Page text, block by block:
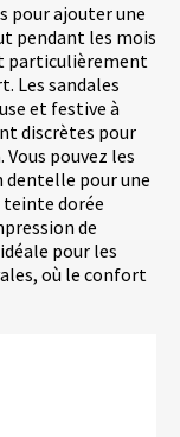
pour ajouter une
pendant les mois
particulièrement
Les sandales
et festive à
discrètes pour
pouvez les
dentelle pour une
teinte dorée
de
pour les
où le confort